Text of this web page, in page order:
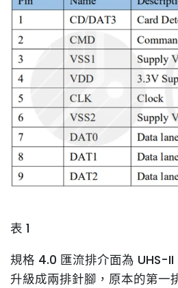
表 1
規格 4.0 匯流排介面為 UHS-
升級成兩排針腳，原本的第一